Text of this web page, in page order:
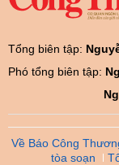
Tổng biên tập:
Phó tổng biên tập:
Về Báo Công
tòa soạn